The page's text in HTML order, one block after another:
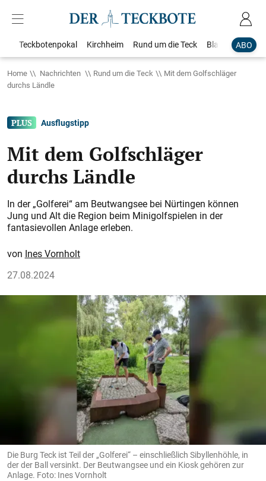
ABO
Teckbotenpokal Kirchheim Rund um die Teck Blaulicht
Home Nachrichten Rund um die Teck
Mit dem Golfschläger
durchs Ländle
Ausflugstipp
Mit dem Golfschläger
durchs Ländle
In der „Golferei“ am Beutwangsee bei Nürtingen können
Jung und Alt die Region beim Minigolfspielen in der
fantasievollen Anlage erleben.
Ines Vornholt
27.08.2024
Die Burg Teck ist Teil der „Golferei“ – einschließlich Sibyllenhöhle, in
der der Ball versinkt. Der Beutwang­see und ein Kiosk gehören zur
Anlage. Foto: Ines Vornholt